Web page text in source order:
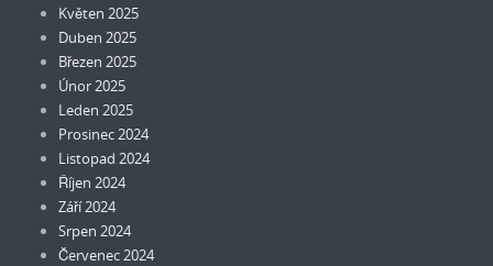
Květen 2025
Duben 2025
Březen 2025
Únor 2025
Leden 2025
Prosinec 2024
Listopad 2024
Říjen 2024
Září 2024
Srpen 2024
Červenec 2024